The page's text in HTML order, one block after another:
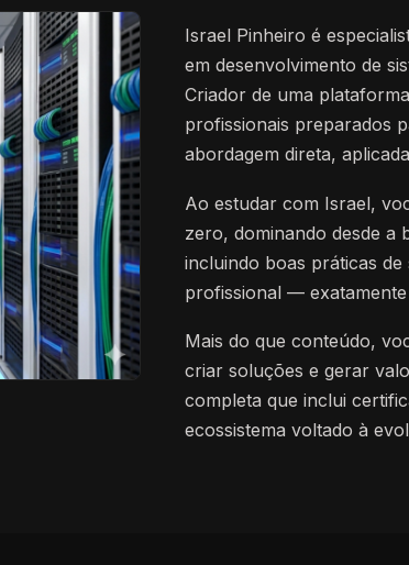
Israel Pinheiro é
em desenvolvimento de
Criador de uma
profissionais preparados
abordagem direta,
Ao estudar com Israel,
zero, dominando desde a
incluindo boas práticas
profissional —
Mais do que conteúdo,
criar soluções e gerar
completa que inclui
ecossistema voltado à